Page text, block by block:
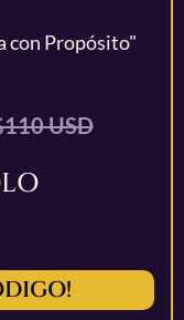
con Propósito"
USD